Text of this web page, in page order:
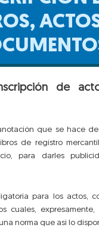
de
que se hace
de registro
para darles
para los actos,
cuales,
norma que así lo